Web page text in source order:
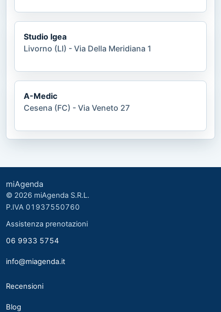
Studio Igea
Livorno (LI) - Via Della Meridiana 1
A-Medic
Cesena (FC) - Via Veneto 27
miAgenda
© 2026 miAgenda S.R.L.
P.IVA 01937550760
Assistenza prenotazioni
06 9933 5754
info@miagenda.it
Recensioni
Blog